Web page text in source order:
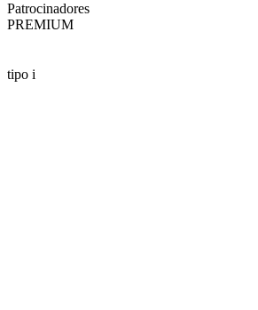
Patrocinadores
PREMIUM
tipo i